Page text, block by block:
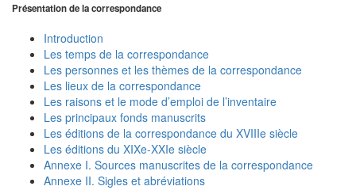
Présentation de la correspondance
Introduction
Les temps de la correspondance
Les personnes et les thèmes de la correspondance
Les lieux de la correspondance
Les raisons et le mode d’emploi de l’inventaire
Les principaux fonds manuscrits
Les éditions de la correspondance du XVIIIe siècle
Les éditions du XIXe-XXIe siècle
Annexe I. Sources manuscrites de la correspondance
Annexe II. Sigles et abréviations